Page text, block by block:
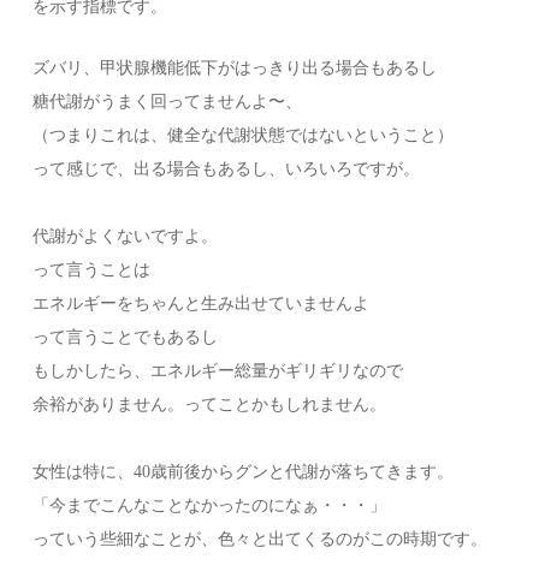
を示す指標です。
ズバリ、甲状腺機能低下がはっきり出る場合もあるし
糖代謝がうまく回ってませんよ〜、
（つまりこれは、健全な代謝状態ではないということ）
って感じで、出る場合もあるし、いろいろですが。
代謝がよくないですよ。
って言うことは
エネルギーをちゃんと生み出せていませんよ
って言うことでもあるし
もしかしたら、エネルギー総量がギリギリなので
余裕がありません。ってことかもしれません。
女性は特に、40歳前後からグンと代謝が落ちてきます。
「今までこんなことなかったのになぁ・・・」
っていう些細なことが、色々と出てくるのがこの時期です。